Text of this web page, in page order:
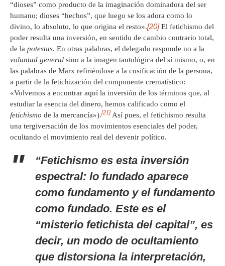
“dioses” como producto de la imaginación dominadora del ser
humano; dioses “hechos”, que luego se los adora como lo
divino, lo absoluto, lo que origina el resto».[20]El fetichismo del
poder resulta una inversión, en sentido de cambio contrario total,
de la potestas. En otras palabras, el delegado responde no a la
voluntad general sino a la imagen tautológica del sí mismo, o, en
las palabras de Marx refiriéndose a la cosificación de la persona,
a partir de la fetichización del componente crematístico:
«Volvemos a encontrar aquí la inversión de los términos que, al
estudiar la esencia del dinero, hemos calificado como el
fetichismo de la mercancía»).[21] Así pues, el fetichismo resulta
una tergiversación de los movimientos esenciales del poder,
ocultando el movimiento real del devenir político.
“Fetichismo es esta inversión
espectral: lo fundado aparece
como fundamento y el fundamento
como fundado. Este es el
“misterio fetichista del capital”, es
decir, un modo de ocultamiento
que distorsiona la interpretación,